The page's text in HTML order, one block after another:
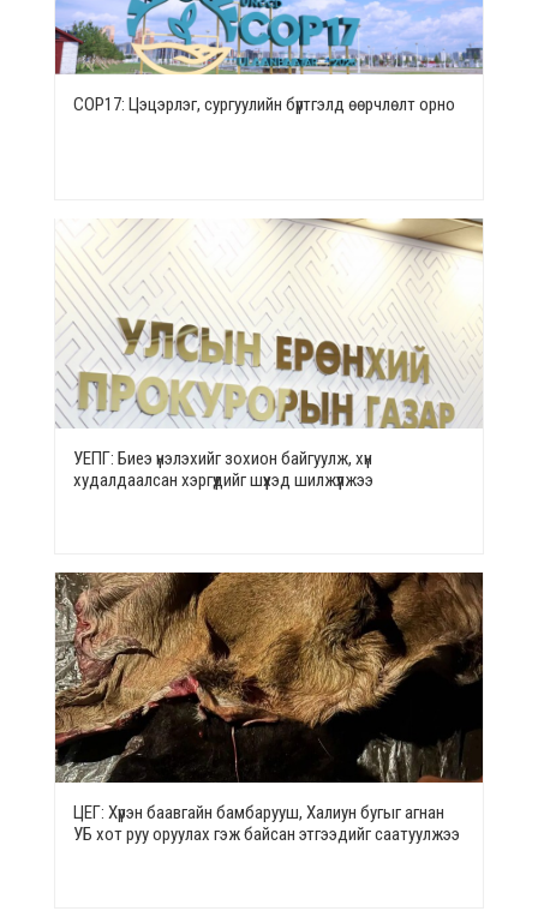
СОР17: Цэцэрлэг, сургуулийн бүртгэлд өөрчлөлт орно
УЕПГ: Биеэ үнэлэхийг зохион байгуулж, хүн
худалдаалсан хэргүүдийг шүүхэд шилжүүлжээ
ЦЕГ: Хүрэн баавгайн бамбарууш, Халиун бугыг агнан
УБ хот руу оруулах гэж байсан этгээдийг саатуулжээ